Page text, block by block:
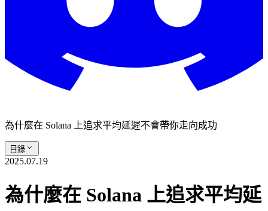
為什麼在 Solana 上追求平均延遲不會帶你走向成功
目錄
2025.07.19
為什麼在 Solana 上追求平均延